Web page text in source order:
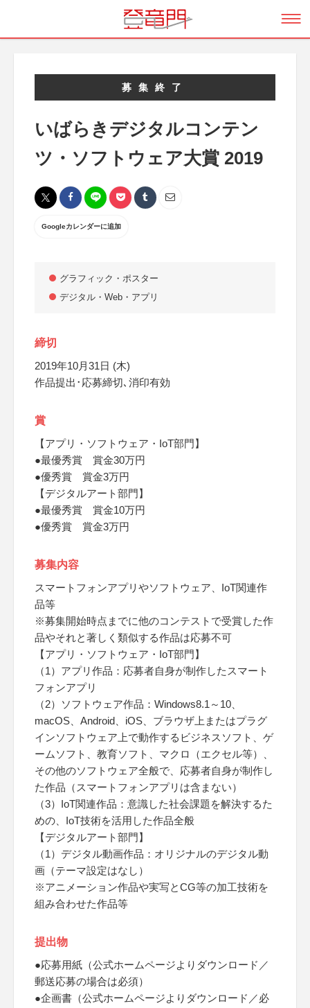
募集終了
いばらきデジタルコンテン
ツ・ソフトウェア大賞 2019
Googleカレンダーに追加
グラフィック・ポスター
デジタル・Web・アプリ
締切
2019年10月31日 (木)
作品提出･応募締切､消印有効
賞
【アプリ・ソフトウェア・IoT部門】
●最優秀賞 賞金30万円
●優秀賞 賞金3万円
【デジタルアート部門】
●最優秀賞 賞金10万円
●優秀賞 賞金3万円
募集内容
スマートフォンアプリやソフトウェア、IoT関連作
品等
※募集開始時点までに他のコンテストで受賞した作
品やそれと著しく類似する作品は応募不可
【アプリ・ソフトウェア・IoT部門】
（1）アプリ作品：応募者自身が制作したスマート
フォンアプリ
（2）ソフトウェア作品：Windows8.1～10、
macOS、Android、iOS、ブラウザ上またはプラグ
インソフトウェア上で動作するビジネスソフト、ゲ
ームソフト、教育ソフト、マクロ（エクセル等）、
その他のソフトウェア全般で、応募者自身が制作し
た作品（スマートフォンアプリは含まない）
（3）IoT関連作品：意識した社会課題を解決するた
めの、IoT技術を活用した作品全般
【デジタルアート部門】
（1）デジタル動画作品：オリジナルのデジタル動
画（テーマ設定はなし）
※アニメーション作品や実写とCG等の加工技術を
組み合わせた作品等
提出物
●応募用紙（公式ホームページよりダウンロード／
郵送応募の場合は必須）
●企画書（公式ホームページよりダウンロード／必